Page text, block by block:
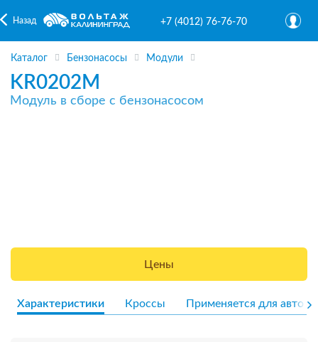
Назад +7 (4012) 76-76-70
Каталог Бензонасосы Модули
KR0202M
Модуль в сборе с бензонасосом
Цены
Характеристики Кроссы Применяется для авто